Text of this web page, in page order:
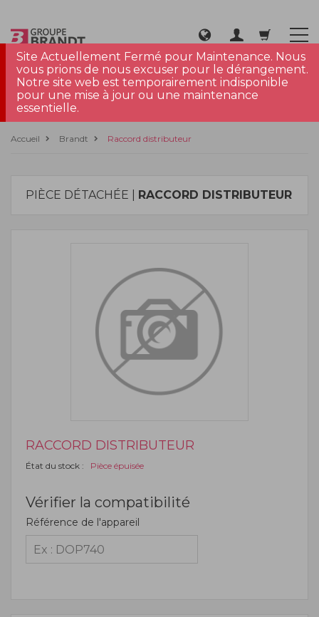
Site Actuellement Fermé pour Maintenance. Nous
vous prions de nous excuser pour le dérangement.
Notre site web est temporairement indisponible
pour une mise à jour ou une maintenance
essentielle.
Accueil Brandt Raccord distributeur
PIÈCE DÉTACHÉE | RACCORD DISTRIBUTEUR
RACCORD DISTRIBUTEUR
État du stock : Pièce épuisée
Vérifier la compatibilité
Référence de l'appareil